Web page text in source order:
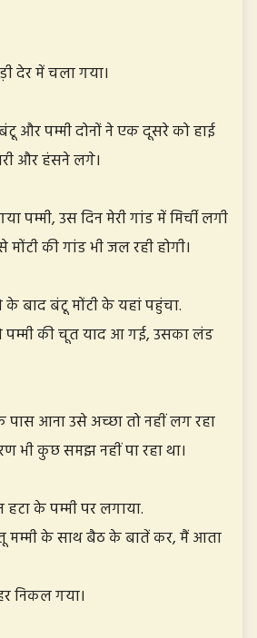
देर में चला गया।
और पम्मी दोनों ने एक दूसरे को हाई
और हंसने लगे।
पम्मी, उस दिन मेरी गांड में मिर्ची लगी
की गांड भी जल रही होगी।
के बाद बंटू मोंटी के यहां पहुंचा.
पम्मी की चूत याद आ गई, उसका लंड
पास आना उसे अच्छा तो नहीं लग रहा
भी कुछ समझ नहीं पा रहा था।
हटा के पम्मी पर लगाया.
मम्मी के साथ बैठ के बातें कर, मैं आता
निकल गया।